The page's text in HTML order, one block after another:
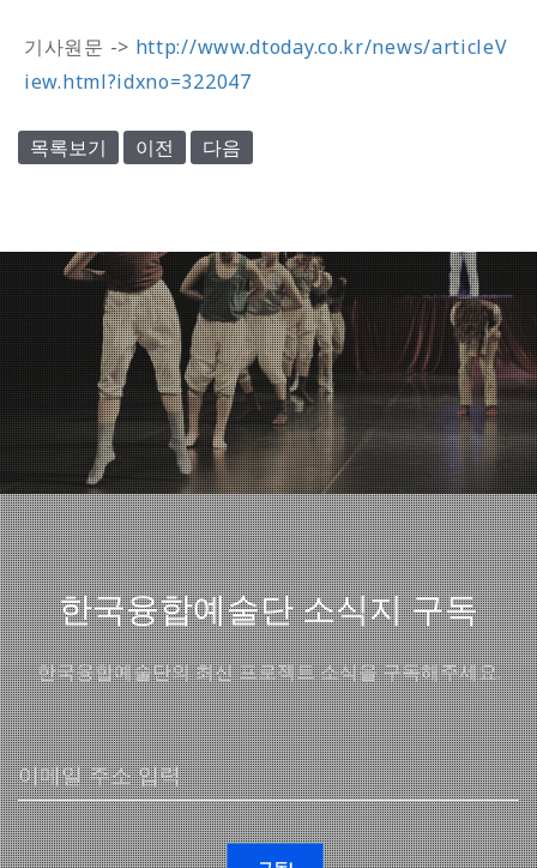
기사원문 -> http://www.dtoday.co.kr/news/articleV
iew.html?idxno=322047
목록보기 이전 다음
한국융합예술단 소식지 구독
한국융합예술단의 최신 프로젝트 소식을 구독해주세요.